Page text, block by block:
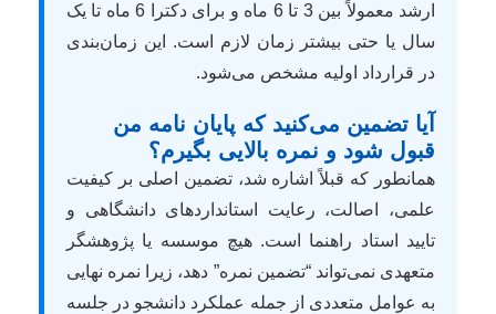
ارشد معمولاً بین 3 تا 6 ماه و برای دکترا 6 ماه تا یک
سال یا حتی بیشتر زمان لازم است. این زمان‌بندی
در قرارداد اولیه مشخص می‌شود.
آیا تضمین می‌کنید که پایان نامه من
قبول شود و نمره بالایی بگیرم؟
همانطور که قبلاً اشاره شد، تضمین اصلی بر کیفیت
علمی، اصالت، رعایت استانداردهای دانشگاهی و
تایید استاد راهنما است. هیچ موسسه یا پژوهشگر
متعهدی نمی‌تواند “تضمین نمره” دهد، زیرا نمره نهایی
به عوامل متعددی از جمله عملکرد دانشجو در جلسه